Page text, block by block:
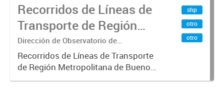
Recorridos de Líneas de
Transporte de Región
Metropolitana de
Buenos Aires (RMBA)
Dirección de Observatorio de
Transporte, Estudio y Sistemas
Recorridos de Líneas de Transporte
de Región Metropolitana de Buenos
Aires (RMBA).-
shp
otro
otro